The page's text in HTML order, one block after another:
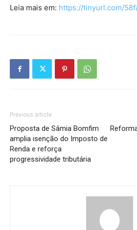
Leia mais em: https://tinyurl.com/
Previous article
Proposta de Sâmia Bomfim
amplia isenção do Imposto de
Renda e reforça
progressividade tributária